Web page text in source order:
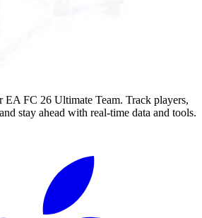
EA FC 26 Ultimate Team. Track players,
stay ahead with real-time data and tools.